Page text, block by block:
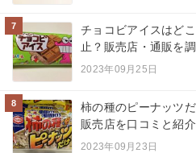
7
チョコビアイスはど
止？販売店・通販を調
2023年09月25日
8
柿の種のピーナッツ
販売店を口コミと紹介
2023年09月23日